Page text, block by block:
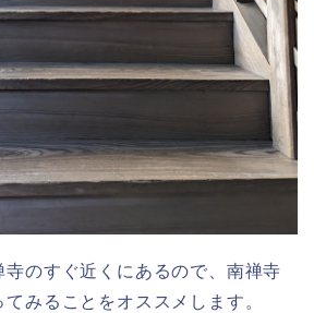
寺のすぐ近くにあるので、南禅寺
みることをオススメします。